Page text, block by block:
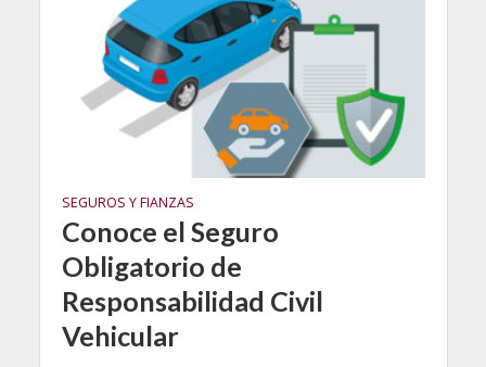
SEGUROS Y FIANZAS
Conoce el Seguro
Obligatorio de
Responsabilidad Civil
Vehicular